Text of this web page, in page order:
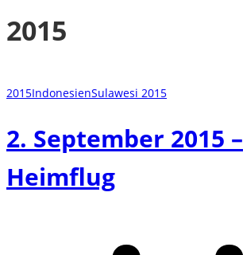
2015
2015IndonesienSulawesi 2015
2. September 2015 –
Heimflug